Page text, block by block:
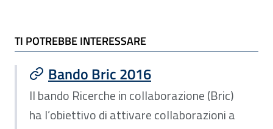
TI POTREBBE INTERESSARE
TI POTREBBE INTERESSARE
Bando Bric 2016
Il bando Ricerche in collaborazione (Bric)
ha l’obiettivo di attivare collaborazioni a